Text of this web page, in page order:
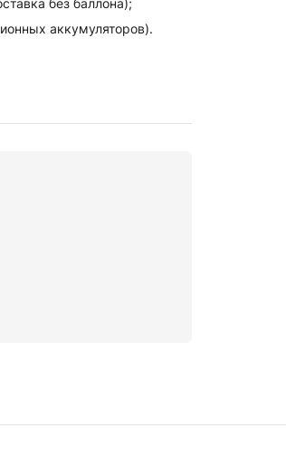
без баллона);
аккумуляторов).